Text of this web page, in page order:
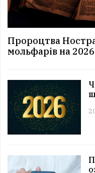
Пророцтва
мольфарів на 2026